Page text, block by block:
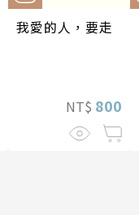
我愛的人，要走
NT$ 800